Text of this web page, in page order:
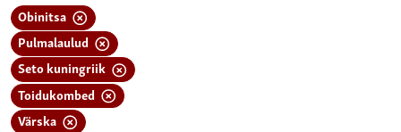
Obinitsa
Pulmalaulud
Seto kuningriik
Toidukombed
Värska